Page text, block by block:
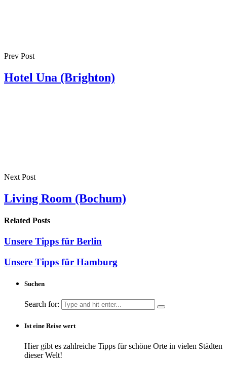
Prev Post
Hotel Una (Brighton)
Next Post
Living Room (Bochum)
Related Posts
Unsere Tipps für Berlin
Unsere Tipps für Hamburg
Suchen
Search for:
Ist eine Reise wert
Hier gibt es zahlreiche Tipps für schöne Orte in vielen Städten
dieser Welt!